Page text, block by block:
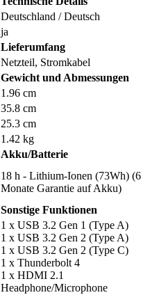
Deutschland / Deutsch
ja
Lieferumfang
Netzteil, Stromkabel
Gewicht und Abmessungen
1.96 cm
35.8 cm
25.3 cm
1.42 kg
Akku/Batterie
18 h - Lithium-Ionen (73Wh) (6
Monate Garantie auf Akku)
Sonstige Funktionen
1 x USB 3.2 Gen 1 (Type A)
1 x USB 3.2 Gen 2 (Type A)
1 x USB 3.2 Gen 2 (Type C)
1 x Thunderbolt 4
1 x HDMI 2.1
Headphone/Microphone